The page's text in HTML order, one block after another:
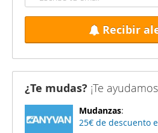
Recibir
¿Te mudas? ¡Te
Mudanzas:
25€ de descuento